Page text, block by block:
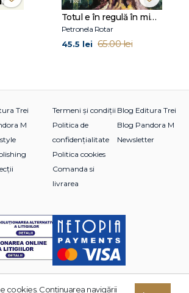
Totul e în regulă în mine și în lume
Petronela Rotar
45.5 lei 65.00 lei
Trei
M
Termeni și condiții
Politica de
confidențialitate
Politica cookies
Comanda si
livrarea
Blog Editura Trei
Blog Pandora M
Newsletter
cookies. Continuarea navigării